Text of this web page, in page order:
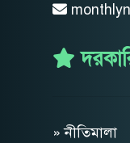
» নীতিমালা